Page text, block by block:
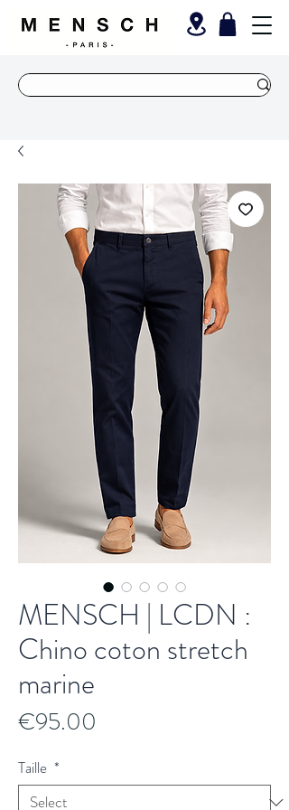
MENSCH | LCDN :
Chino coton stretch
marine
€95.00
Taille *